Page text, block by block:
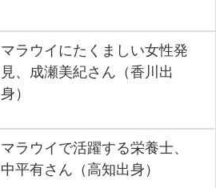
マラウイにたくましい女性発
見、成瀬美紀さん（香川出
身）
マラウイで活躍する栄養士、
中平有さん（高知出身）